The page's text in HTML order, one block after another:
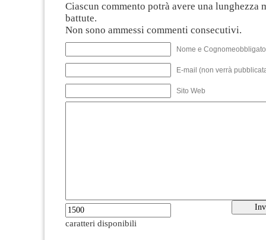
Ciascun commento potrà avere una lunghezza
battute.
Non sono ammessi commenti consecutivi.
Nome e
E-mail (non verrà
Sito Web
caratteri disponibili